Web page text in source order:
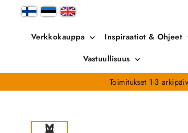
sisältöön
Verkkokauppa
Inspiraatiot & Ohjeet
Vastuullisuus
Toimitukset 1-3